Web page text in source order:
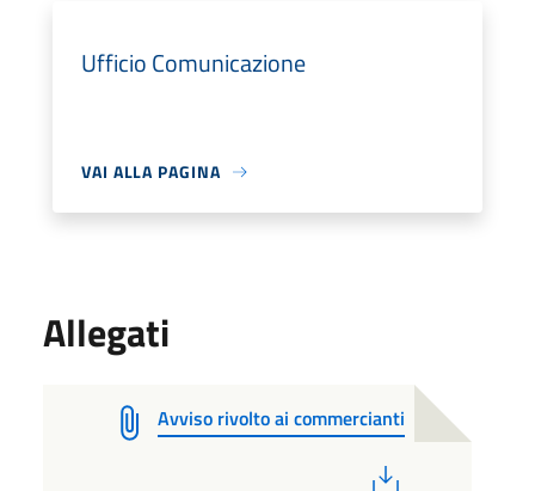
Ufficio Comunicazione
VAI ALLA PAGINA
Allegati
Avviso rivolto ai commercianti